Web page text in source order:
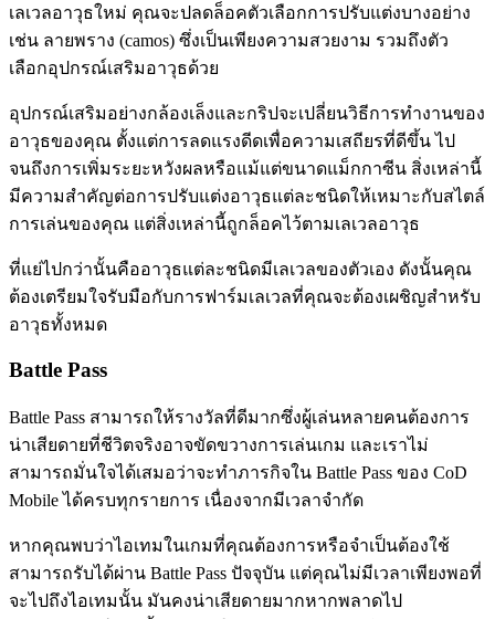
เลเวลอาวุธใหม่ คุณจะปลดล็อคตัวเลือกการปรับแต่งบางอย่าง
เช่น ลายพราง (camos) ซึ่งเป็นเพียงความสวยงาม รวมถึงตัว
เลือกอุปกรณ์เสริมอาวุธด้วย
อุปกรณ์เสริมอย่างกล้องเล็งและกริปจะเปลี่ยนวิธีการทำงานของ
อาวุธของคุณ ตั้งแต่การลดแรงดีดเพื่อความเสถียรที่ดีขึ้น ไป
จนถึงการเพิ่มระยะหวังผลหรือแม้แต่ขนาดแม็กกาซีน สิ่งเหล่านี้
มีความสำคัญต่อการปรับแต่งอาวุธแต่ละชนิดให้เหมาะกับสไตล์
การเล่นของคุณ แต่สิ่งเหล่านี้ถูกล็อคไว้ตามเลเวลอาวุธ
ที่แย่ไปกว่านั้นคืออาวุธแต่ละชนิดมีเลเวลของตัวเอง ดังนั้นคุณ
ต้องเตรียมใจรับมือกับการฟาร์มเลเวลที่คุณจะต้องเผชิญสำหรับ
อาวุธทั้งหมด
Battle Pass
Battle Pass สามารถให้รางวัลที่ดีมากซึ่งผู้เล่นหลายคนต้องการ
น่าเสียดายที่ชีวิตจริงอาจขัดขวางการเล่นเกม และเราไม่
สามารถมั่นใจได้เสมอว่าจะทำภารกิจใน Battle Pass ของ CoD
Mobile ได้ครบทุกรายการ เนื่องจากมีเวลาจำกัด
หากคุณพบว่าไอเทมในเกมที่คุณต้องการหรือจำเป็นต้องใช้
สามารถรับได้ผ่าน Battle Pass ปัจจุบัน แต่คุณไม่มีเวลาเพียงพอที่
จะไปถึงไอเทมนั้น มันคงน่าเสียดายมากหากพลาดไป